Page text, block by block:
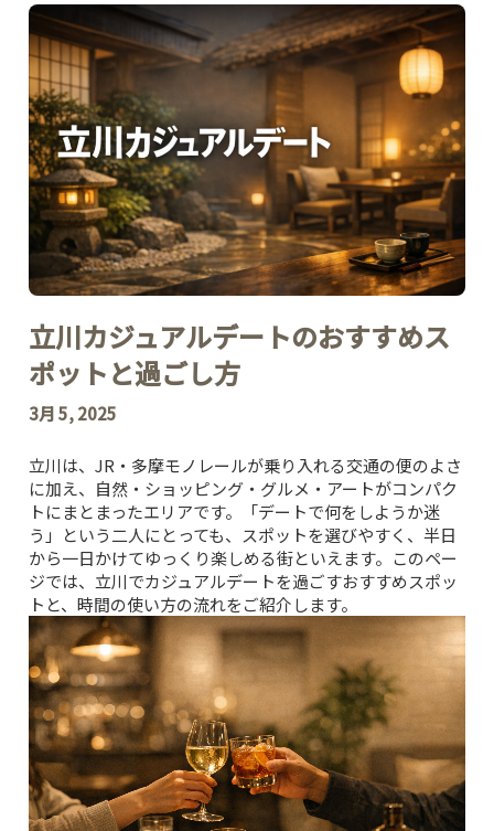
立川カジュアルデートのおすすめス
ポットと過ごし方
3月 5, 2025
立川は、JR・多摩モノレールが乗り入れる交通の便のよさ
に加え、自然・ショッピング・グルメ・アートがコンパク
トにまとまったエリアです。「デートで何をしようか迷
う」という二人にとっても、スポットを選びやすく、半日
から一日かけてゆっくり楽しめる街といえます。このペー
ジでは、立川でカジュアルデートを過ごすおすすめスポッ
トと、時間の使い方の流れをご紹介します。